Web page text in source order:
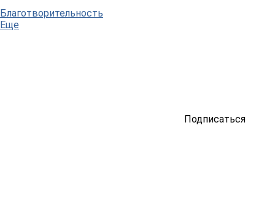
Благотворительность
Еще
Подписаться